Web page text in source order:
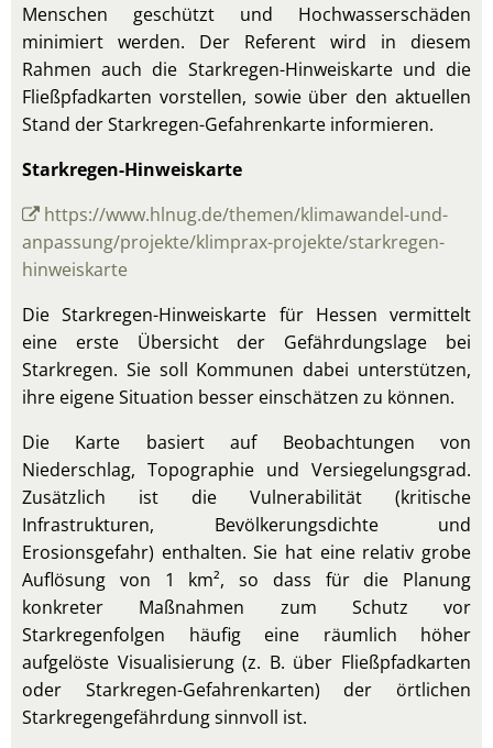
Menschen geschützt und Hochwasserschäden
minimiert werden. Der Referent wird in diesem
Rahmen auch die Starkregen-Hinweiskarte und die
Fließpfadkarten vorstellen, sowie über den aktuellen
Stand der Starkregen-Gefahrenkarte informieren.
Starkregen-Hinweiskarte
https://www.hlnug.de/themen/klimawandel-und-
anpassung/projekte/klimprax-projekte/starkregen-
hinweiskarte
Die Starkregen-Hinweiskarte für Hessen vermittelt
eine erste Übersicht der Gefährdungslage bei
Starkregen. Sie soll Kommunen dabei unterstützen,
ihre eigene Situation besser einschätzen zu können.
Die Karte basiert auf Beobachtungen von
Niederschlag, Topographie und Versiegelungsgrad.
Zusätzlich ist die Vulnerabilität (kritische
Infrastrukturen, Bevölkerungsdichte und
Erosionsgefahr) enthalten. Sie hat eine relativ grobe
Auflösung von 1 km², so dass für die Planung
konkreter Maßnahmen zum Schutz vor
Starkregenfolgen häufig eine räumlich höher
aufgelöste Visualisierung (z. B. über Fließpfadkarten
oder Starkregen-Gefahrenkarten) der örtlichen
Starkregengefährdung sinnvoll ist.